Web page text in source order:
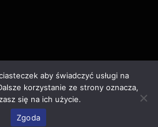
prywatności
Rights Reserved by wPoznaniu.pl
aby świadczyć usługi na
korzystanie ze strony oznacza,
się na ich użycie.
Zgoda